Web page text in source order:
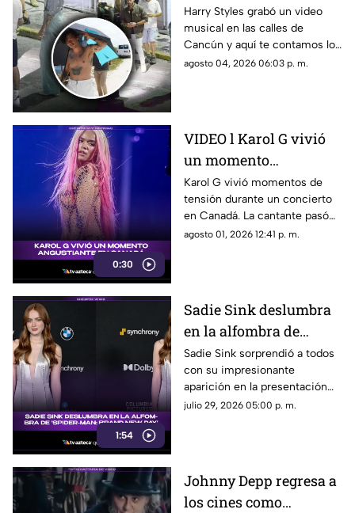
Cancún: ¿En qué zonas
de Quintana Roo filmó
el cantante el videoclip
de ‘Lights Up’?
Harry Styles grabó un video
musical en las calles de
Cancún y aquí te contamos los
detalles de la grabación, así
agosto 04, 2026 06:03 p. m.
0:30
VIDEO l Karol G vivió
un momento
angustiante durante
una presentación en
Canadá
Karol G vivió momentos de
tensión durante un concierto
en Canadá. La cantante pasó
un gran susto en plena
agosto 01, 2026 12:41 p. m.
1:54
Sadie Sink deslumbra
en la alfombra de
'Spider-Man: Brand
New Day'
Sadie Sink sorprendió a todos
con su impresionante
aparición en la presentación
de ‘Spider-Man: Brand New
julio 29, 2026 05:00 p. m.
Johnny Depp regresa a
los cines como